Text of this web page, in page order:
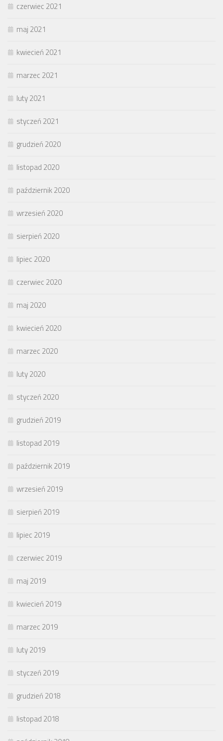
czerwiec 2021
maj 2021
kwiecień 2021
marzec 2021
luty 2021
styczeń 2021
grudzień 2020
listopad 2020
październik 2020
wrzesień 2020
sierpień 2020
lipiec 2020
czerwiec 2020
maj 2020
kwiecień 2020
marzec 2020
luty 2020
styczeń 2020
grudzień 2019
listopad 2019
październik 2019
wrzesień 2019
sierpień 2019
lipiec 2019
czerwiec 2019
maj 2019
kwiecień 2019
marzec 2019
luty 2019
styczeń 2019
grudzień 2018
listopad 2018